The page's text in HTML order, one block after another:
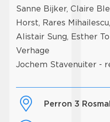
Sanne Bijker, Claire
Horst, Rares
Alistair Sung, Esther
Verhage
Jochem Stavenuiter -
Perron 3